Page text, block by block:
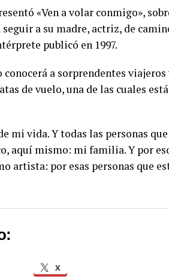
«Ven a volar conmigo»,
a su madre, actriz, de
publicó en 1997.
a sorprendentes
de vuelo, una de las cuales
mi vida. Y todas las personas
aquí mismo: mi familia. Y por
artista: por esas personas que
X